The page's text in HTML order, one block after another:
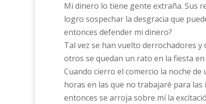
Mi dinero lo tiene gente extraña. Sus
logro sospechar la desgracia que
entonces defender mi dinero?
Tal vez se han vuelto derrochadores
otros se quedan un rato en la fiesta
Cuando cierro el comercio la noche
horas en las que no trabajaré para las
entonces se arroja sobre mí la